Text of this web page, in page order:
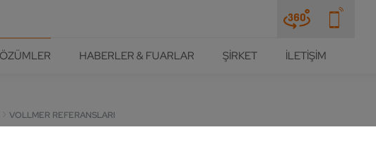
HABERLER & FUARLAR ŞIRKET İLETIŞIM
VOLLMER REFERANSLARI